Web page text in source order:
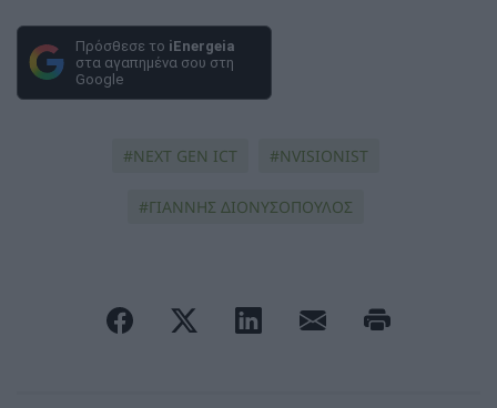
Πρόσθεσε το iEnergeia
στα αγαπημένα σου στη
Google
NEXT GEN ICT NVISIONIST
ΓΙΑΝΝΗΣ ΔΙΟΝΥΣΟΠΟΥΛΟΣ